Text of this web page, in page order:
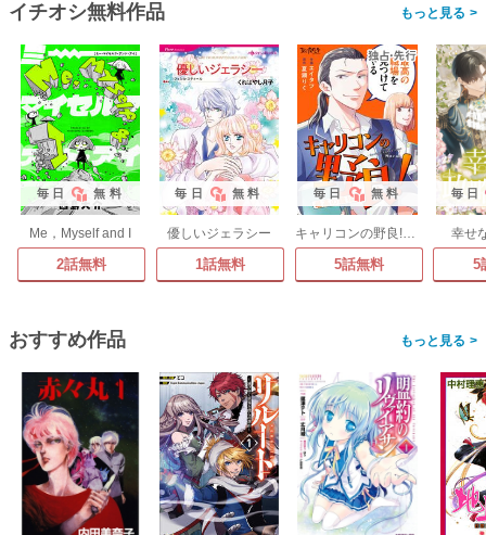
イチオシ無料作品 >
毎日 無料
Me，Myself and I
2話無料
毎日 無料
優しいジェラシー
1話無料
毎日 無料
キャリコンの野良!～最高の職探し～
5話無料
毎日
幸せ
5
おすすめ作品 >